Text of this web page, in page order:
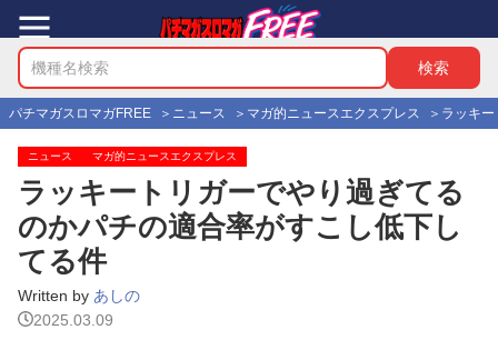
パチマガスロマガFREE ニュース マガ的ニュースエクスプレス ラッキ
ニュース マガ的ニュースエクスプレス
ラッキートリガーでやり過ぎてる
のかパチの適合率がすこし低下し
てる件
Written by あしの
2025.03.09